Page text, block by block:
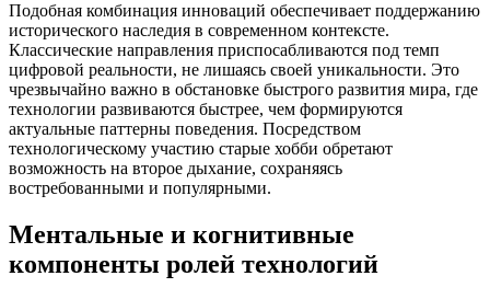
Подобная комбинация инноваций обеспечивает поддержанию
исторического наследия в современном контексте.
Классические направления приспосабливаются под темп
цифровой реальности, не лишаясь своей уникальности. Это
чрезвычайно важно в обстановке быстрого развития мира, где
технологии развиваются быстрее, чем формируются
актуальные паттерны поведения. Посредством
технологическому участию старые хобби обретают
возможность на второе дыхание, сохраняясь
востребованными и популярными.
Ментальные и когнитивные
компоненты ролей технологий